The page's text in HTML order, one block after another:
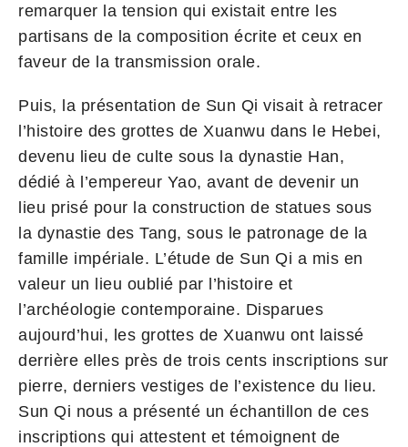
remarquer la tension qui existait entre les
partisans de la composition écrite et ceux en
faveur de la transmission orale.
Puis, la présentation de Sun Qi visait à retracer
l’histoire des grottes de Xuanwu dans le Hebei,
devenu lieu de culte sous la dynastie Han,
dédié à l’empereur Yao, avant de devenir un
lieu prisé pour la construction de statues sous
la dynastie des Tang, sous le patronage de la
famille impériale. L’étude de Sun Qi a mis en
valeur un lieu oublié par l’histoire et
l’archéologie contemporaine. Disparues
aujourd’hui, les grottes de Xuanwu ont laissé
derrière elles près de trois cents inscriptions sur
pierre, derniers vestiges de l’existence du lieu.
Sun Qi nous a présenté un échantillon de ces
inscriptions qui attestent et témoignent de